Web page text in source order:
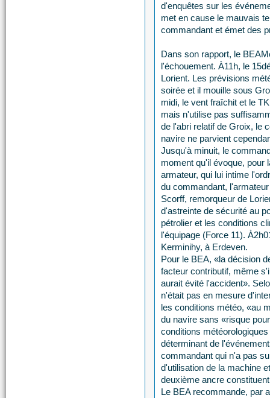
d'enquêtes sur les
met en cause le mauvais
commandant et émet des
Dans son rapport, le
l'échouement. À11h, le
Lorient. Les prévisions
soirée et il mouille sous
midi, le vent fraîchit et le
mais n'utilise pas
de l'abri relatif de Groix, le
navire ne parvient
Jusqu'à minuit, le
moment qu'il évoque, pour
armateur, qui lui intime
du commandant,
Scorff, remorqueur de
d'astreinte de sécurité au
pétrolier et les conditions
l'équipage (Force 11).
Kerminihy, à Erdeven.
Pour le BEA, «la décision
facteur contributif, même
aurait évité l'accident».
n'était pas en mesure
les conditions météo, «au
du navire sans «risque
conditions
déterminant de
commandant qui n'a pas
d'utilisation de la machine
deuxième ancre
Le BEA recommande, par